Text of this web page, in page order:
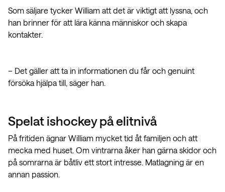
Som säljare tycker William att det är viktigt att lyssna, och
han brinner för att lära känna människor och skapa
kontakter.
– Det gäller att ta in informationen du får och genuint
försöka hjälpa till, säger han.
Spelat ishockey på elitnivå
På fritiden ägnar William mycket tid åt familjen och att
mecka med huset. Om vintrarna åker han gärna skidor och
på somrarna är båtliv ett stort intresse. Matlagning är en
annan passion.